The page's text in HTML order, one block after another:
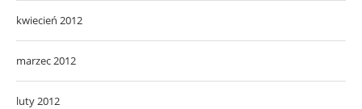
kwiecień 2012
marzec 2012
luty 2012